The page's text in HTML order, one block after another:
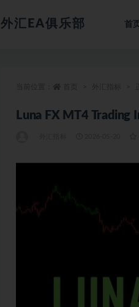
外汇EA俱乐部 首页
Luna FX MT4 Trading